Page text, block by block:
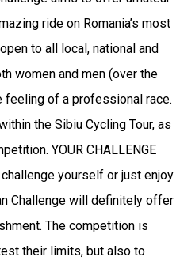
ride on Romania’s most
to all local, national and
women and men (over the
feeling of a professional race.
the Sibiu Cycling Tour, as
YOUR CHALLENGE
yourself or just enjoy
Challenge will definitely offer
The competition is
their limits, but also to